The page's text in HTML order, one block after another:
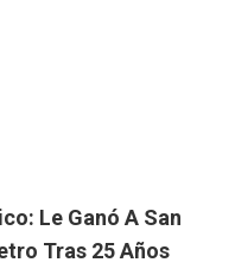
Le Ganó A San
Tras 25 Años